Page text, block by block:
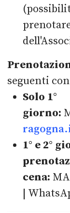
seguenti
Solo 1°
giorno:
1° e 2°
cena:
|